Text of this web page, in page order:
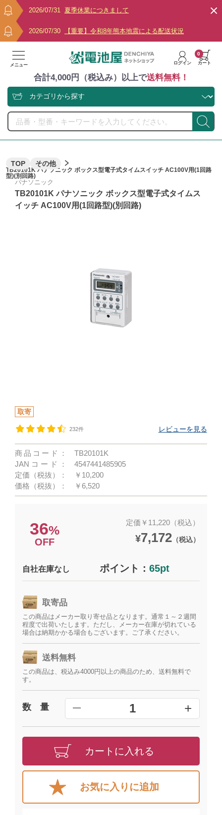
2026/07/31 夏季休業につきまして
2026/07/30 【重要】令和8年熊本地震による配送状況
メニュー ログイン カート
0
合計4,000円（税込み）以上で送料無料！
TOP その他
TB20101K パナソニック ボックス型電子式タイムスイッチ AC100V用(1回路
型)(別回路)
パナソニック
TB20101K パナソニック ボックス型電子式タイムス
イッチ AC100V用(1回路型)(別回路)
取寄
232件 レビューを見る
商品コード：
TB20101K
JANコード：
4547441485905
定価（税抜）：
￥10,200
価格（税抜）：
￥6,520
36%
OFF
定価￥11,220（税込）
¥7,172（税込）
自社在庫なし ポイント：65pt
取寄品
この商品はメーカー取り寄せ品となります。通常１～２週間
程度で出荷いたします。ただし、メーカー在庫が切れている
場合は納期かかる場合もございます。ご了承ください。
送料無料
この商品は、税込み4000円以上の商品のため、送料無料で
す。
数 量 ━ 1 +
カートに入れる
お気に入りに追加